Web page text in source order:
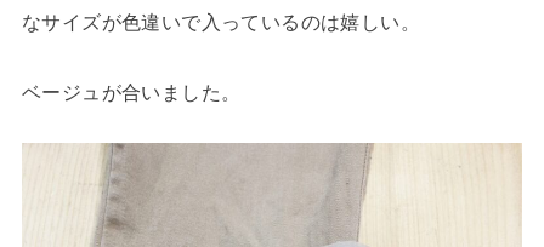
なサイズが色違いで入っているのは嬉しい。
ベージュが合いました。